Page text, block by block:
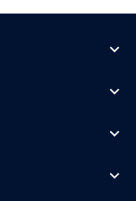
expand_more
expand_more
expand_more
expand_more